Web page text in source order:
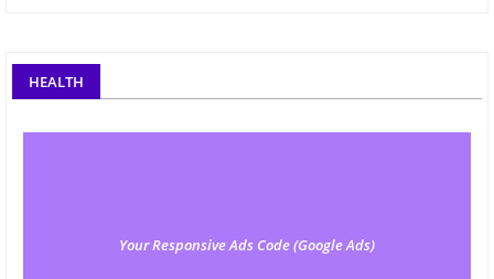
HEALTH
Your Responsive Ads Code (Google Ads)